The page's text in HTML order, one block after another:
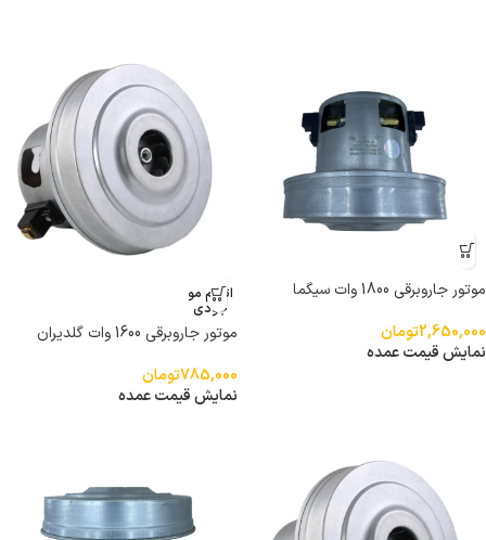
موتور جاروبرقی 1800 وات سیگما
2,650,000تومان
نمایش قیمت عمده
اتمام مو
جودی
موتور جاروبرقی 1600 وات گلدیران
785,000تومان
نمایش قیمت عمده